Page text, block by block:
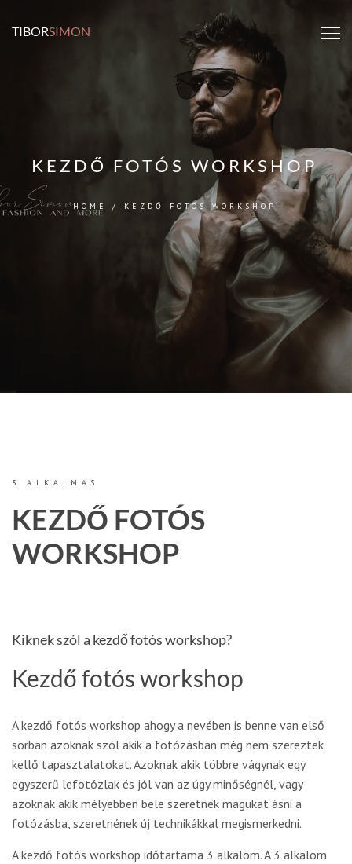
TIBORSIMON
KEZDŐ FOTÓS WORKSHOP
HOME / KEZDŐ FOTÓS WORKSHOP
3 ALKALMAS
KEZDŐ FOTÓS
WORKSHOP
Kiknek szól a kezdő fotós workshop?
Kezdő fotós workshop
A kezdő fotós workshop ahogy a nevében is benne van első
sorban azoknak szól akik a fotózásban még nem szereztek
kellő tapasztalatokat. Azoknak akik többre vágynak egy
egyszerű lefotózlak és jól van az úgy minőségnél, vagy
azoknak akik mélyebben bele szeretnék magukat ásni a
fotózásba, szeretnének új technikákkal megismerkedni.
A kezdő fotós workshop időtartama 3 alkalom. A 3 alkalom